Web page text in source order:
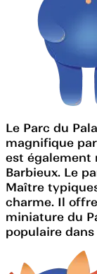
Le Parc du
magnifique
est également
Barbieux. Le
Maître
charme. Il
miniature du
populaire